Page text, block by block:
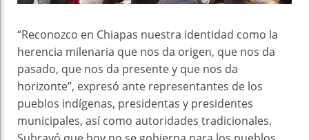
“Reconozco en Chiapas nuestra identidad como la
herencia milenaria que nos da origen, que nos da
pasado, que nos da presente y que nos da
horizonte”, expresó ante representantes de los
pueblos indígenas, presidentas y presidentes
municipales, así como autoridades tradicionales.